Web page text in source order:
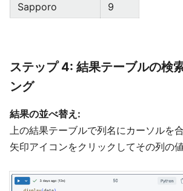
Sapporo
9
ステップ 4: 結果テーブルの検
ング
結果の並べ替え:
上の結果テーブルで列名にカーソルを
矢印アイコンをクリックしてその列の